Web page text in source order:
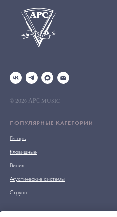
© 2026 АРС MUSIC
ПОПУЛЯРНЫЕ КАТЕГОРИИ
Гитары
Клавишные
Винил
Акустические системы
Струны